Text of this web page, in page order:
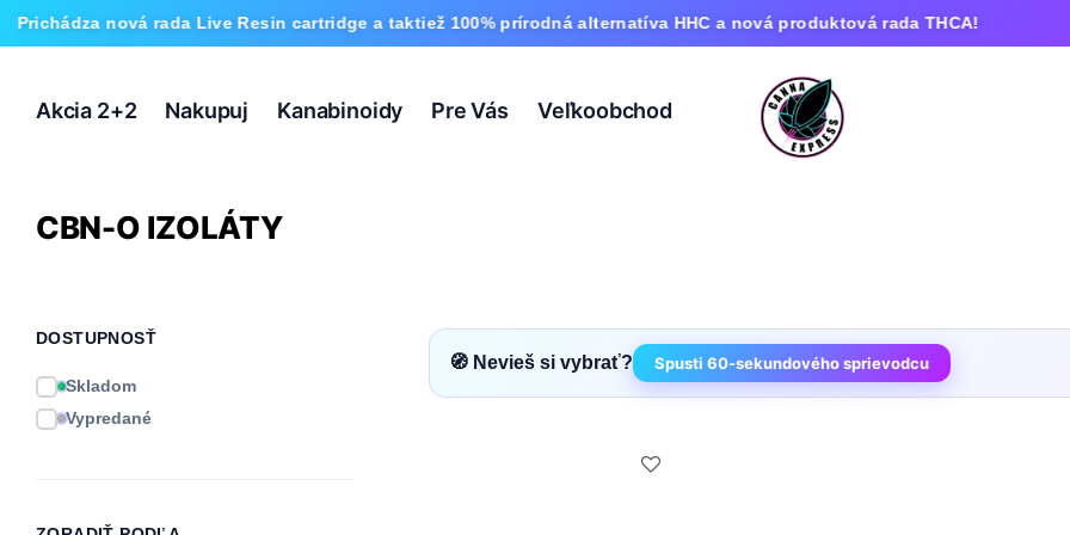
nová rada Live Resin cartridge a taktiež 100% prírodná alternatíva HHC a nová produktová rada THCA!
Akcia 2+2 Nakupuj Kanabinoidy Pre Vás Veľkoobchod
CBN-O IZOLÁTY
DOSTUPNOSŤ
Skladom
Vypredané
🧭 Nevieš si vybrať? Spusti 60-sekundového sprievodcu